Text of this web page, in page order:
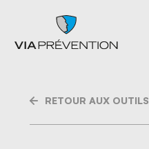
RETOUR AUX OUTILS